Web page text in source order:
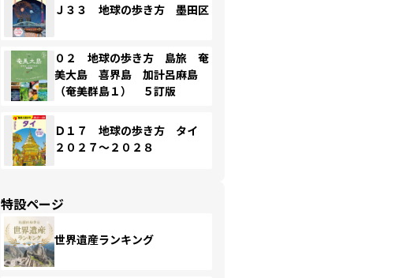
Ｊ３３ 地球の歩き方 墨田区
０２ 地球の歩き方 島旅 奄
美大島 喜界島 加計呂麻島
（奄美群島１） ５訂版
Ｄ１７ 地球の歩き方 タイ
２０２７～２０２８
特設ページ
世界遺産ランキング